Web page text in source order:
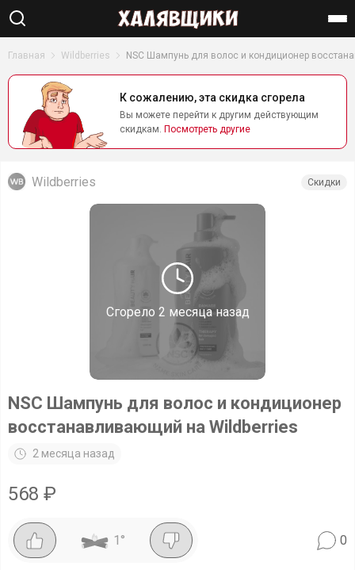
Найти
Главная Wildberries NSC Шампунь для волос и кондиционер
К сожалению, эта скидка сгорела
Вы можете перейти к другим действующим
скидкам. Посмотреть другие
Сгорело 2 месяца назад
Wildberries Скидки
NSC Шампунь для волос и кондиционер
восстанавливающий на Wildberries
2 месяца назад
568 ₽
1 ° 0